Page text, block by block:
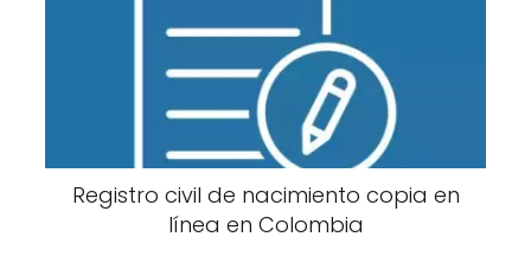
Registro civil de nacimiento copia en
línea en Colombia